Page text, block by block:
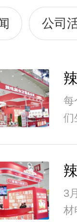
公司
每
们
3
材